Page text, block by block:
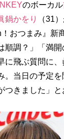
のボーカル
鍋かをり
（31
おつまみ』新
順調？」「満
に飛ぶ質問に、
。当日の予定
つきました」と